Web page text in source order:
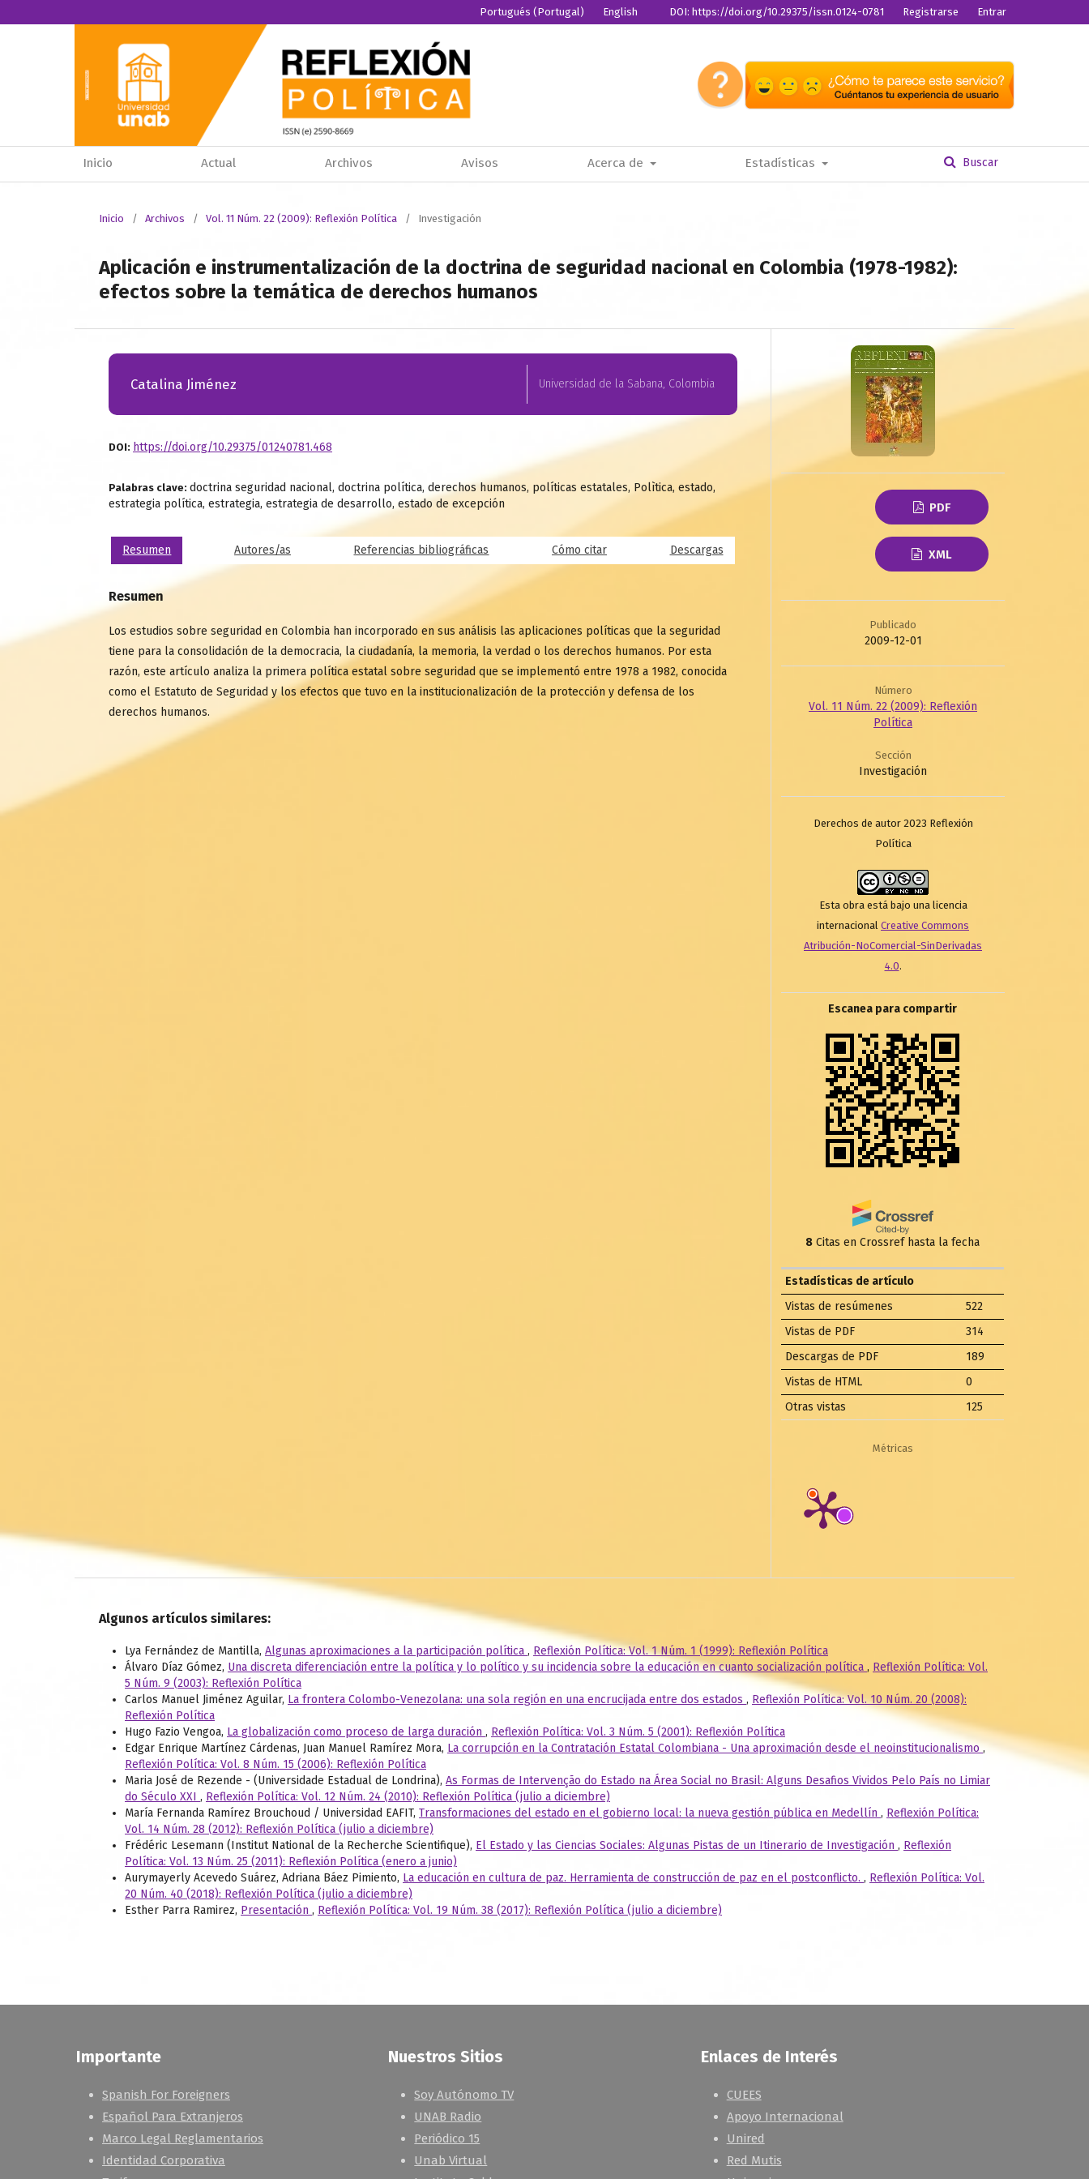
Inicio Actual Archivos Avisos Acerca de Estadísticas Buscar
Portugués (Portugal)
English
DOI: https://doi.org/10.29375/issn.0124-0781 Registrarse Entrar
Inicio / Archivos / Vol. 11 Núm. 22 (2009): Reflexión Política / Investigación
Aplicación e instrumentalización de la doctrina de seguridad nacional en Colombia (1978-1982):
efectos sobre la temática de derechos humanos
Catalina Jiménez Universidad de la Sabana, Colombia
DOI: https://doi.org/10.29375/01240781.468
Palabras clave: doctrina seguridad nacional, doctrina política, derechos humanos, políticas estatales, Polìtica, estado,
estrategia política, estrategia, estrategia de desarrollo, estado de excepción
Resumen Autores/as Referencias bibliográficas Cómo citar Descargas
Resumen
Los estudios sobre seguridad en Colombia han incorporado en sus análisis las aplicaciones políticas que la seguridad
tiene para la consolidación de la democracia, la ciudadanía, la memoria, la verdad o los derechos humanos. Por esta
razón, este artículo analiza la primera política estatal sobre seguridad que se implementó entre 1978 a 1982, conocida
como el Estatuto de Seguridad y los efectos que tuvo en la institucionalización de la protección y defensa de los
derechos humanos.
PDF
XML
Publicado
2009-12-01
Número
Vol. 11 Núm. 22 (2009): Reflexión
Política
Sección
Investigación
Derechos de autor 2023 Reflexión
Política
Esta obra está bajo una licencia
internacional Creative Commons
Atribución-NoComercial-SinDerivadas
4.0.
Escanea para compartir
8 Citas en Crossref hasta la fecha
Estadísticas de artículo
Vistas de resúmenes
522
Vistas de PDF
314
Descargas de PDF
189
Vistas de HTML
0
Otras vistas
125
Métricas
Algunos artículos similares:
Lya Fernández de Mantilla, Algunas aproximaciones a la participación política , Reflexión Política: Vol. 1 Núm. 1 (1999): Reflexión Política
Álvaro Díaz Gómez, Una discreta diferenciación entre la política y lo político y su incidencia sobre la educación en cuanto socialización política , Reflexión Política: Vol.
5 Núm. 9 (2003): Reflexión Política
Carlos Manuel Jiménez Aguilar, La frontera Colombo-Venezolana: una sola región en una encrucijada entre dos estados , Reflexión Política: Vol. 10 Núm. 20 (2008):
Reflexión Política
Hugo Fazio Vengoa, La globalización como proceso de larga duración , Reflexión Política: Vol. 3 Núm. 5 (2001): Reflexión Política
Edgar Enrique Martínez Cárdenas, Juan Manuel Ramírez Mora, La corrupción en la Contratación Estatal Colombiana - Una aproximación desde el neoinstitucionalismo,
Reflexión Política: Vol. 8 Núm. 15 (2006): Reflexión Política
Maria José de Rezende - (Universidade Estadual de Londrina), As Formas de Intervenção do Estado na Área Social no Brasil: Alguns Desafios Vividos Pelo País no Limiar
do Século XXI , Reflexión Política: Vol. 12 Núm. 24 (2010): Reflexión Política (julio a diciembre)
María Fernanda Ramírez Brouchoud / Universidad EAFIT, Transformaciones del estado en el gobierno local: la nueva gestión pública en Medellín , Reflexión Política:
Vol. 14 Núm. 28 (2012): Reflexión Política (julio a diciembre)
Frédéric Lesemann (Institut National de la Recherche Scientifique), El Estado y las Ciencias Sociales: Algunas Pistas de un Itinerario de Investigación , Reflexión
Política: Vol. 13 Núm. 25 (2011): Reflexión Política (enero a junio)
Aurymayerly Acevedo Suárez, Adriana Báez Pimiento, La educación en cultura de paz. Herramienta de construcción de paz en el postconflicto. , Reflexión Política: Vol.
20 Núm. 40 (2018): Reflexión Política (julio a diciembre)
Esther Parra Ramirez, Presentación , Reflexión Política: Vol. 19 Núm. 38 (2017): Reflexión Política (julio a diciembre)
Importante
Spanish For Foreigners
Español Para Extranjeros
Marco Legal Reglamentarios
Identidad Corporativa
Nuestros Sitios
Soy Autónomo TV
UNAB Radio
Periódico 15
Unab Virtual
Enlaces de Interés
CUEES
Apoyo Internacional
Unired
Red Mutis